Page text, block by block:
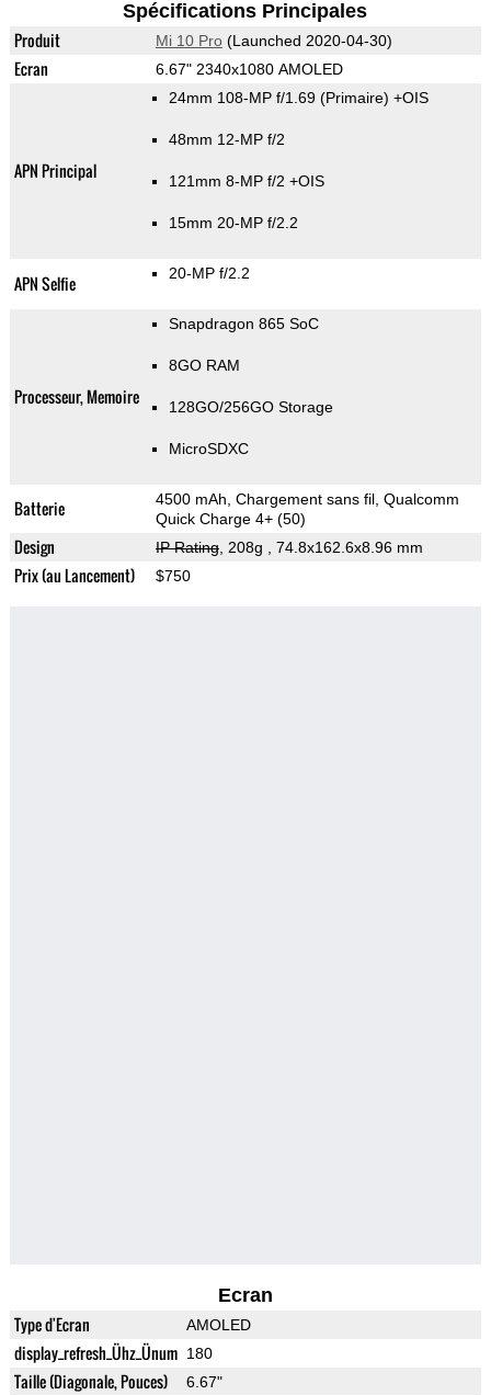
Spécifications Principales
Produit Mi 10 Pro(Launched 2020-04-30)
Ecran 6.67" 2340x1080 AMOLED
APN Principal
24mm 108-MP f/1.69 (Primaire) +OIS
48mm 12-MP f/2
121mm 8-MP f/2 +OIS
15mm 20-MP f/2.2
APN Selfie 20-MP f/2.2
Processeur, Memoire
Snapdragon 865 SoC
8GO RAM
128GO/256GO Storage
MicroSDXC
Batterie
4500 mAh, Chargement sans fil, Qualcomm
Quick Charge 4+ (50)
Design IP Rating, 208g , 74.8x162.6x8.96 mm
Prix (au Lancement) $750
Ecran
Type d'Ecran AMOLED
display_refresh_Ühz_Ünum 180
Taille (Diagonale, Pouces) 6.67"